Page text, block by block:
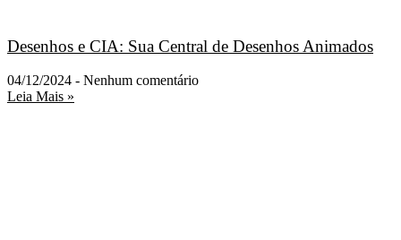
Desenhos e CIA: Sua Central de Desenhos Animados
04/12/2024
Nenhum comentário
Leia Mais »